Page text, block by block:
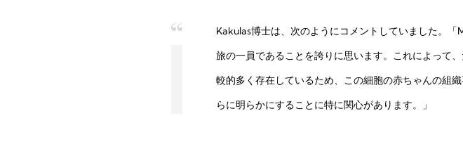
Kakulas博士は、次のようにコメントしていました。
旅の一員であることを誇りに思います。これによって
較的多く存在しているため、この細胞の赤ちゃんの組
らに明らかにすることに特に関心があります。」